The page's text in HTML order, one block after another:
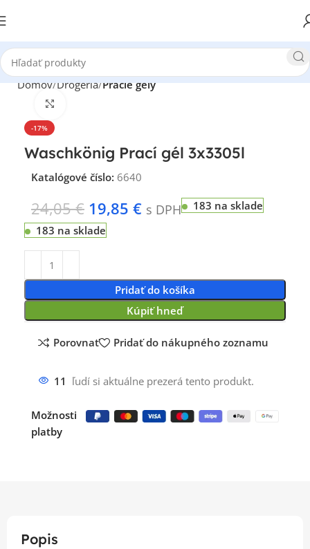
Domov Drogéria Pracie gély
-17%
Waschkönig Prací gél 3x3305l
Katalógové číslo: 6640
24,05€ 19,85 € s DPH
183 na sklade
183 na sklade
Pridať do košíka
Kúpiť hneď
Porovnať Pridať do nákupného zoznamu
11 ľudí si aktuálne prezerá tento produkt.
Možnosti
platby
Popis